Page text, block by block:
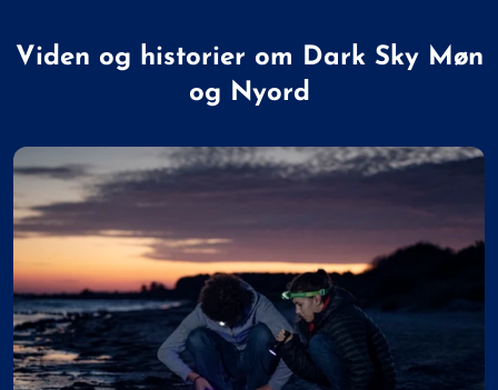
Viden og historier om Dark Sky Møn
og Nyord